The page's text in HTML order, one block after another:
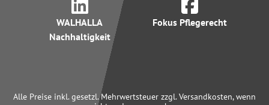
WALHALLA
Nachhaltigkeit
Fokus Pflegerecht
Alle Preise inkl. gesetzl. Mehrwertsteuer zzgl. Versandkosten, wenn